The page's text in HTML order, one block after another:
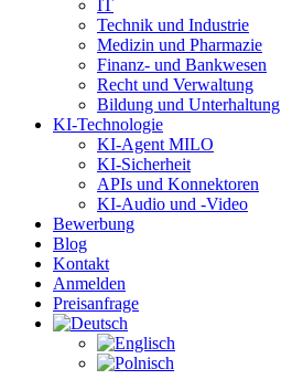
IT
Technik und Industrie
Medizin und Pharmazie
Finanz- und Bankwesen
Recht und Verwaltung
Bildung und Unterhaltung
KI-Technologie
KI-Agent MILO
KI-Sicherheit
APIs und Konnektoren
KI-Audio und -Video
Bewerbung
Blog
Kontakt
Anmelden
Preisanfrage